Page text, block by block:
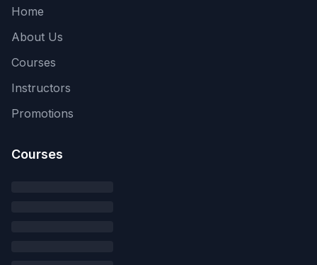
Home
About Us
Courses
Instructors
Promotions
Courses